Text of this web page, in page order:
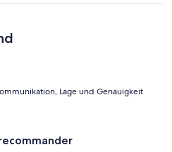
Lage und Genauigkeit